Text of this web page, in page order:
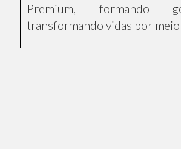
Premium, formando
transformando vidas por meio